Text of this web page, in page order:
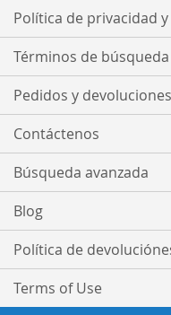
Política de privacidad
Términos de búsqueda
Pedidos y devoluciones
Contáctenos
Búsqueda avanzada
Blog
Política de
Terms of Use